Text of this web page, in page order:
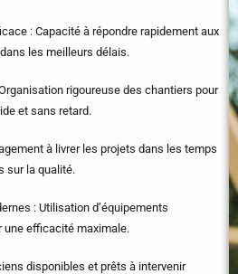
: Capacité à répondre rapidement aux
les meilleurs délais.
rigoureuse des chantiers pour
et sans retard.
à livrer les projets dans les temps
sur la qualité.
: Utilisation d’équipements
efficacité maximale.
disponibles et prêts à intervenir